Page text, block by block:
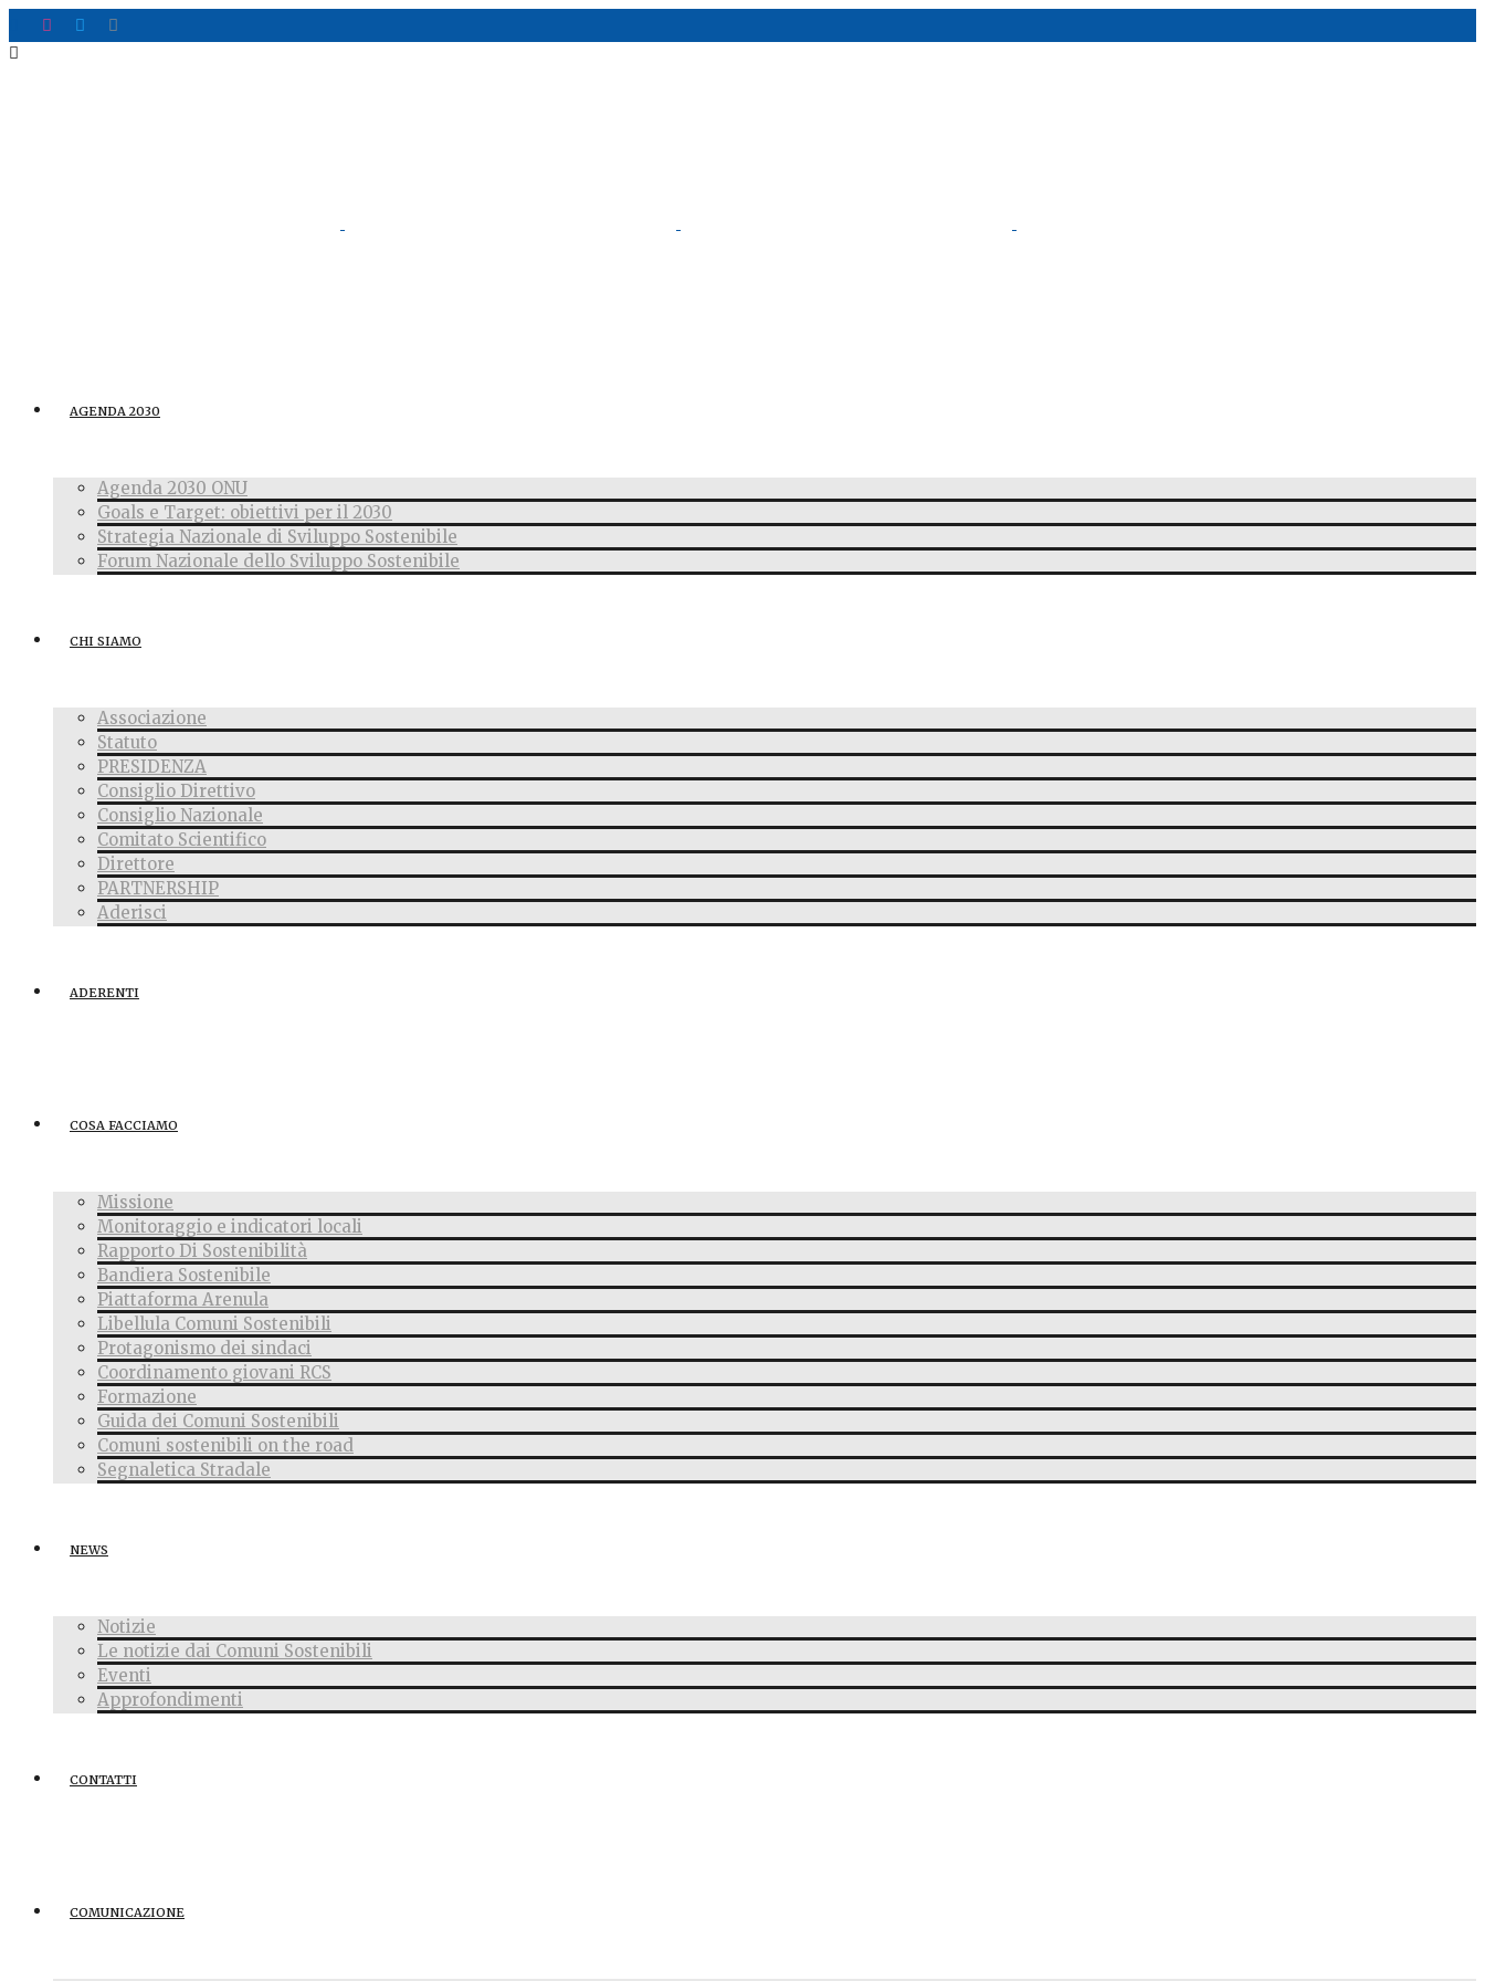
AGENDA 2030
Agenda 2030 ONU
Goals e Target: obiettivi per il 2030
Strategia Nazionale di Sviluppo Sostenibile
Forum Nazionale dello Sviluppo Sostenibile
CHI SIAMO
Associazione
Statuto
PRESIDENZA
Consiglio Direttivo
Consiglio Nazionale
Comitato Scientifico
Direttore
PARTNERSHIP
Aderisci
ADERENTI
COSA FACCIAMO
Missione
Monitoraggio e indicatori locali
Rapporto Di Sostenibilità
Bandiera Sostenibile
Piattaforma Arenula
Libellula Comuni Sostenibili
Protagonismo dei sindaci
Coordinamento giovani RCS
Formazione
Guida dei Comuni Sostenibili
Comuni sostenibili on the road
Segnaletica Stradale
NEWS
Notizie
Le notizie dai Comuni Sostenibili
Eventi
Approfondimenti
CONTATTI
COMUNICAZIONE